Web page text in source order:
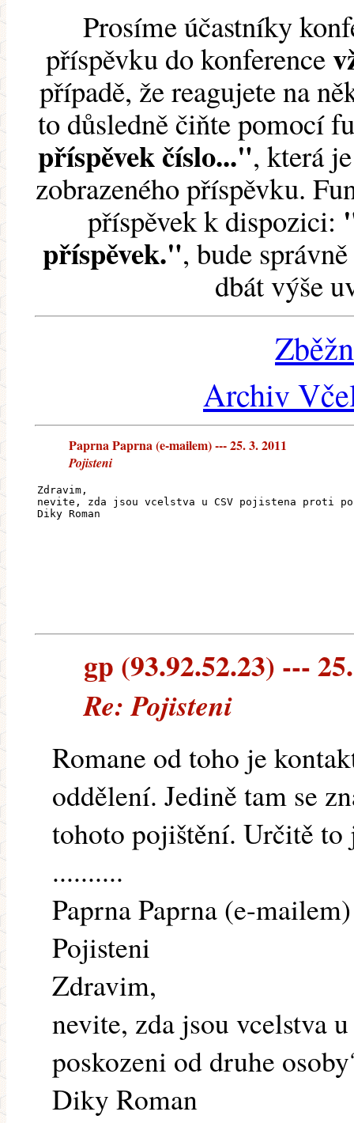
Prosíme účastníky
příspěvku do konference
případě, že reagujete na
to důsledně čiňte pomocí
příspěvek číslo...", která
zobrazeného příspěvku.
příspěvek k dispozici:
příspěvek.", bude
dbát výše
Archiv
Paprna Paprna (e-mailem) --- 25. 3. 2011
Pojisteni
Zdravim,
nevite, zda jsou vcelstva u CSV pojistena proti
Diky Roman
gp (93.92.52.23) ---
Re: Pojisteni
Romane od toho je
oddělení. Jedině tam se
tohoto pojištění. Určitě
..........
Paprna Paprna (e-
Pojisteni
Zdravim,
nevite, zda jsou vcelstva
poskozeni od druhe
Diky Roman